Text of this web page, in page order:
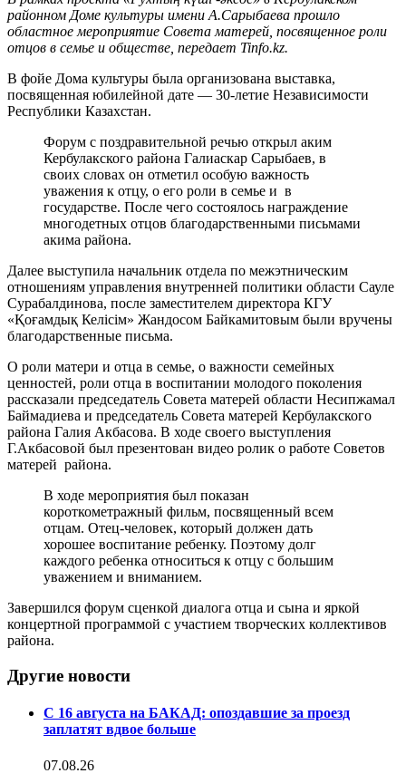
районном Доме культуры имени А.Сарыбаева прошло
областное мероприятие Совета матерей, посвященное роли
отцов в семье и обществе, передает Tinfo.kz.
В фойе Дома культуры была организована выставка,
посвященная юбилейной дате — 30-летие Независимости
Республики Казахстан.
Форум с поздравительной речью открыл аким
Кербулакского района Галиаскар Сарыбаев, в
своих словах он отметил особую важность
уважения к отцу, о его роли в семье и в
государстве. После чего состоялось награждение
многодетных отцов благодарственными письмами
акима района.
Далее выступила начальник отдела по межэтническим
отношениям управления внутренней политики области Сауле
Сурабалдинова, после заместителем директора КГУ
«Қоғамдық Келісім» Жандосом Байкамитовым были вручены
благодарственные письма.
О роли матери и отца в семье, о важности семейных
ценностей, роли отца в воспитании молодого поколения
рассказали председатель Совета матерей области Несипжамал
Баймадиева и председатель Совета матерей Кербулакского
района Галия Акбасова. В ходе своего выступления
Г.Акбасовой был презентован видео ролик о работе Советов
матерей района.
В ходе мероприятия был показан
короткометражный фильм, посвященный всем
отцам. Отец-человек, который должен дать
хорошее воспитание ребенку. Поэтому долг
каждого ребенка относиться к отцу с большим
уважением и вниманием.
Завершился форум сценкой диалога отца и сына и яркой
концертной программой с участием творческих коллективов
района.
Другие новости
С 16 августа на БАКАД: опоздавшие за проезд
заплатят вдвое больше
07.08.26